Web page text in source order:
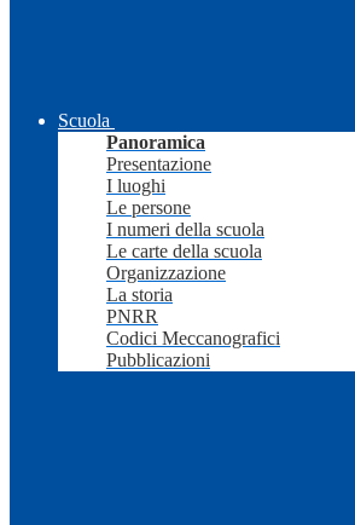
Scuola
Panoramica
Presentazione
I luoghi
Le persone
I numeri della scuola
Le carte della scuola
Organizzazione
La storia
PNRR
Codici Meccanografici
Pubblicazioni